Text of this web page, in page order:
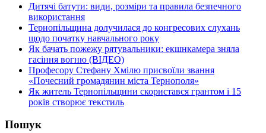
Дитячі батути: види, розміри та правила безпечного
використання
Тернопільщина долучилася до конгресових слухань
щодо початку навчального року
Як бачать пожежу рятувальники: екшнкамера зняла
гасіння вогню (ВІДЕО)
Професору Стефану Хмілю присвоїли звання
«Почесний громадянин міста Тернополя»
Як житель Тернопільщини скористався грантом і 15
років створює текстиль
Пошук